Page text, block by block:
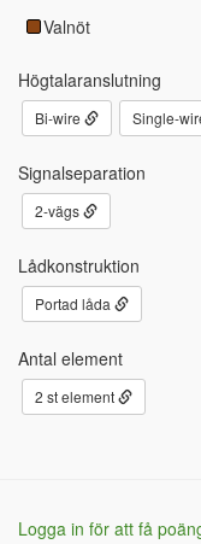
Valnöt
Högtalaranslutning
Bi-wire Single-
Signalseparation
2-vägs
Lådkonstruktion
Portad låda
Antal element
2 st element
Logga in för att få